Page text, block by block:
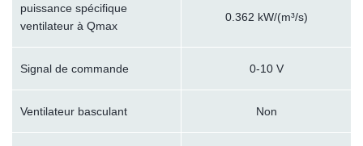
puissance spécifique
ventilateur à Qmax
0.362 kW/(m³/s)
Signal de commande 0-10 V
Ventilateur basculant Non